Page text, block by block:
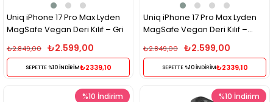
Uniq iPhone 17 Pro Max Lyden
MagSafe Vegan Deri Kılıf – Gri
₺2.599,00
₺2.849,00
SEPETTE %10 İNDİRİM₺2339,10
Uniq iPhone 17 Pro Max Lyden
MagSafe Vegan Deri Kılıf –
₺2.599,00
₺2.849,00
SEPETTE %10 İNDİRİM₺2339,10
%10 İndirim %10 İndirim